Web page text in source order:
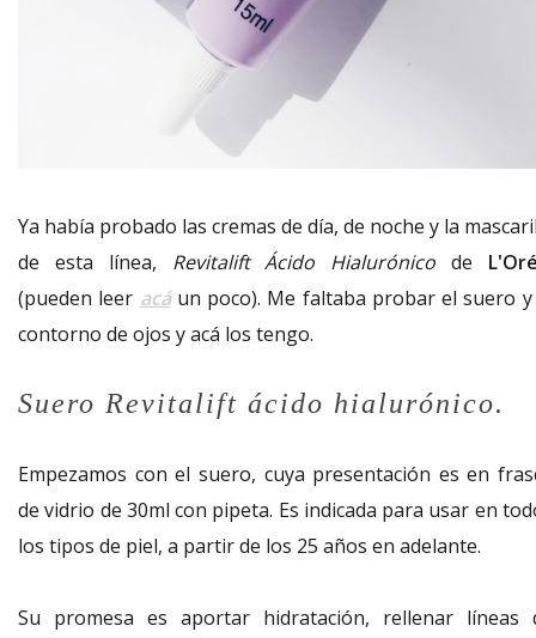
Ya había probado las cremas de día, de noche y la
de esta línea, Revitalift Ácido Hialurónico de
(pueden leer acáun poco). Me faltaba probar el suero
contorno de ojos y acá los tengo.
Suero Revitalift ácido hialurónico.
Empezamos con el suero, cuya presentación es en
de vidrio de 30ml con pipeta. Es indicada para usar en
los tipos de piel, a partir de los 25 años en adelante.
Su promesa es aportar hidratación, rellenar líneas